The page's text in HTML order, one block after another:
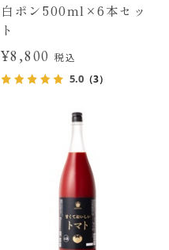
白ポン500ml×6本セッ
ト
¥8,800 税込
5.0 （3）